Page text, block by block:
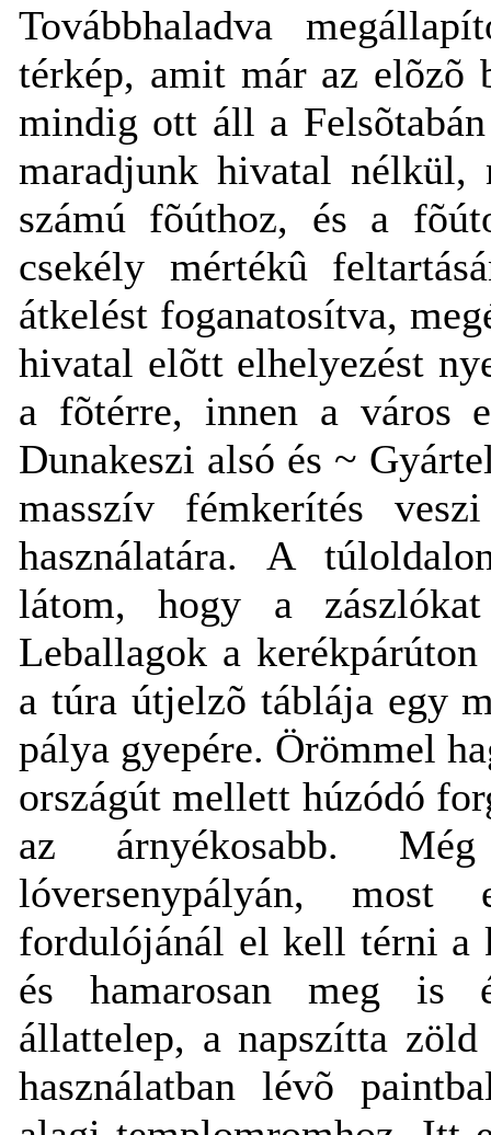
Továbbhaladva
térkép, amit már az elõzõ
mindig ott áll a
maradjunk hivatal nélkül,
számú fõúthoz, és a
csekély mértékû
átkelést foganatosítva,
hivatal elõtt elhelyezést
a fõtérre, innen a város
Dunakeszi alsó és ~
masszív fémkerítés
használatára. A
látom, hogy a
Leballagok a
a túra útjelzõ táblája egy
pálya gyepére. Örömmel
országút mellett húzódó
az árnyékosabb. Még
lóversenypályán,
fordulójánál el kell térni a
és hamarosan meg is
állattelep, a napszítta
használatban lévõ